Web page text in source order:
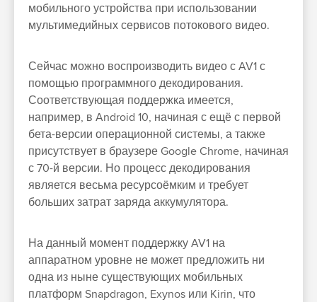
мобильного устройства при использовании
мультимедийных сервисов потокового видео.
Сейчас можно воспроизводить видео с AV1 с
помощью программного декодирования.
Соответствующая поддержка имеется,
например, в Android 10, начиная с ещё с первой
бета-версии операционной системы, а также
присутствует в браузере Google Chrome, начиная
с 70-й версии. Но процесс декодирования
является весьма ресурсоёмким и требует
больших затрат заряда аккумулятора.
На данный момент поддержку AV1 на
аппаратном уровне не может предложить ни
одна из ныне существующих мобильных
платформ Snapdragon, Exynos или Kirin, что